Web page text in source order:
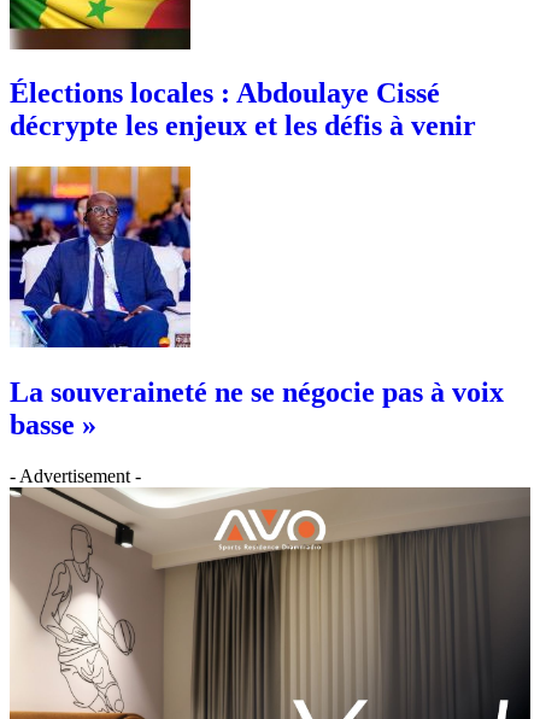
Élections locales : Abdoulaye Cissé
décrypte les enjeux et les défis à venir
La souveraineté ne se négocie pas à voix
basse »
- Advertisement -